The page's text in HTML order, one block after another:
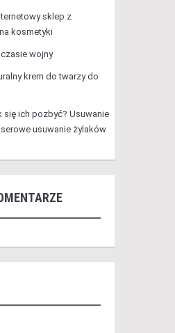
sklep z
kosmetyki
wojny
krem do twarzy do
się ich pozbyć? Usuwanie
usuwanie żylaków